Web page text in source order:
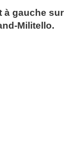
à gauche sur
Militello.